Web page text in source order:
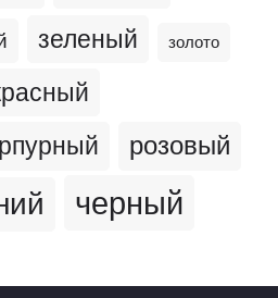
зеленый золото
розовый
черный